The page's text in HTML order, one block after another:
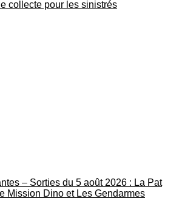
collecte pour les sinistrés
– Sorties du 5 août 2026 : La Pat
Mission Dino et Les Gendarmes